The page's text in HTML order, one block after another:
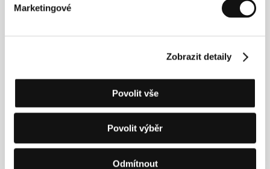
Marketingové
Zobrazit detaily
Povolit vše
Povolit výběr
Odmítnout